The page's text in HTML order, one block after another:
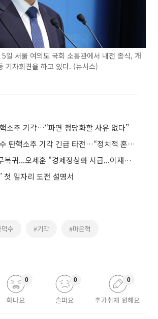
일 서울 여의도 국회 소통관에서 내전 종식, 개
기자회견을 하고 있다. (뉴시스)
소추 기각…“파면 정당화할 사유 없다”
외신, 헌재 한덕수 탄핵소추 기각 긴급 타전…“정치적 혼란 극심”
한덕수 총리 직무복귀...오세훈 "경제정상화 시급...이재명 사과해야"
첫 일자리 도전 설명서
수 #기각 #마은혁
화나요
0
슬퍼요
0
추가취재 원해요
0